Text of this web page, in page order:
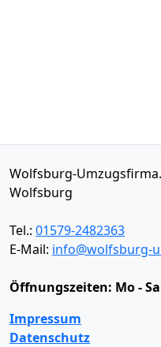
Wolfsburg-
Wolfsburg
Tel.: 01579-2482363
E-Mail: info@wolfsburg-
Öffnungszeiten: Mo -
Impressum
Datenschutz